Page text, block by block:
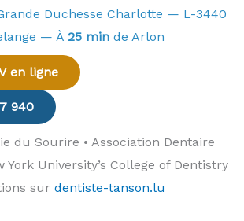
Duchesse Charlotte — L-3440
— À 25 min de Arlon
en ligne
940
du Sourire • Association Dentaire
York University’s College of Dentistry
sur dentiste-tanson.lu